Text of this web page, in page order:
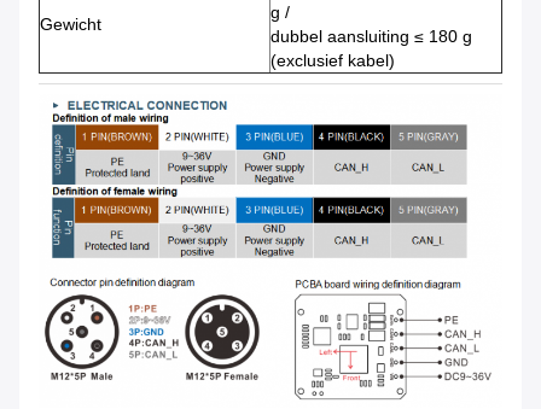
Gewicht
g /
dubbel aansluiting ≤ 180 g
(exclusief kabel)